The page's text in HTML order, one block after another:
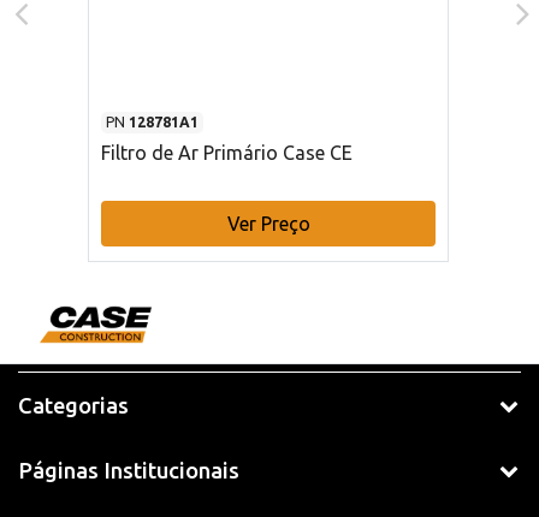
PN 128781A1
Filtro de Ar Primário Case CE
Ver Preço
Categorias
Páginas Institucionais